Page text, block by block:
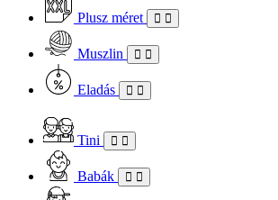
Plusz méret
Muszlin
Eladás
Tini
Babák